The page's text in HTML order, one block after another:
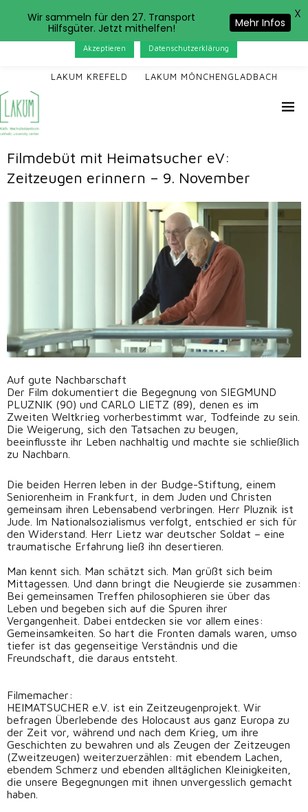
LAKUM KREFELD LAKUM MÖNCHENGLADBACH
Filmdebüt mit Heimatsucher eV:
Zeitzeugen erinnern – 9. November
Auf gute Nachbarschaft
Der Film dokumentiert die Begegnung von SIEGMUND
PLUZNIK (90) und CARLO LIETZ (89), denen es im
Zweiten Weltkrieg vorherbestimmt war, Todfeinde zu sein.
Die Weigerung, sich den Tatsachen zu beugen,
beeinflusste ihr Leben nachhaltig und machte sie schließlich
zu Nachbarn.
Die beiden Herren leben in der Budge-Stiftung, einem
Seniorenheim in Frankfurt, in dem Juden und Christen
gemeinsam ihren Lebensabend verbringen. Herr Pluznik ist
Jude. Im Nationalsozialismus verfolgt, entschied er sich für
den Widerstand. Herr Lietz war deutscher Soldat – eine
traumatische Erfahrung ließ ihn desertieren.
Man kennt sich. Man schätzt sich. Man grüßt sich beim
Mittagessen. Und dann bringt die Neugierde sie zusammen:
Bei gemeinsamen Treffen philosophieren sie über das
Leben und begeben sich auf die Spuren ihrer
Vergangenheit. Dabei entdecken sie vor allem eines:
Gemeinsamkeiten. So hart die Fronten damals waren, umso
tiefer ist das gegenseitige Verständnis und die
Freundschaft, die daraus entsteht.
Filmemacher:
HEIMATSUCHER e.V. ist ein Zeitzeugenprojekt. Wir
befragen Überlebende des Holocaust aus ganz Europa zu
der Zeit vor, während und nach dem Krieg, um ihre
Geschichten zu bewahren und als Zeugen der Zeitzeugen
(Zweitzeugen) weiterzuerzählen: mit ebendem Lachen,
ebendem Schmerz und ebenden alltäglichen Kleinigkeiten,
die unsere Begegnungen mit ihnen unvergesslich gemacht
haben.
Das LAKUM verwendet Cookies. Wenn Sie auf der Seite
weitersurfen, stimmen Sie der Cookie-Nutzung zu.
Akzeptieren Datenschutzerklärung
Wir sammeln für den 27. Transport
Hilfsgüter. Jetzt mithelfen!
Mehr Infos
X